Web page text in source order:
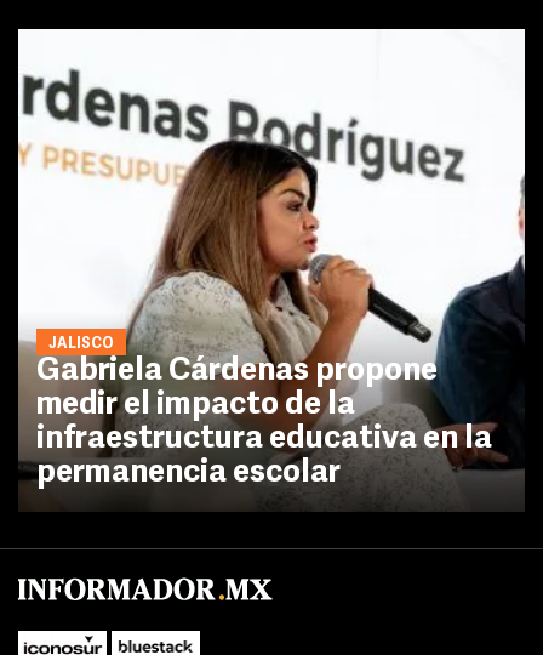
JALISCO
Gabriela Cárdenas propone
medir el impacto de la
infraestructura educativa en la
permanencia escolar